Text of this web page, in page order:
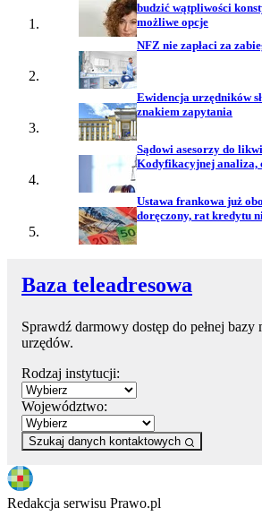
budzić wątpliwości
możliwe opcje
NFZ nie zapłaci za
Ewidencja urzędników
znakiem zapytania
Sądowi asesorzy do
Kodyfikacyjnej analiza,
Ustawa frankowa już
doręczony, rat kredytu
Baza teleadresowa
Sprawdź darmowy dostęp do pełnej bazy
urzędów.
Rodzaj instytucji:
Województwo:
Szukaj danych kontaktowych
Redakcja serwisu Prawo.pl